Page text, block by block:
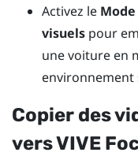
Activez le
visuels pour
une voiture en
environnement
Copier des
versVIVE